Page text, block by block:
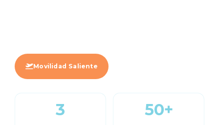
Movilidad Saliente
3 50+